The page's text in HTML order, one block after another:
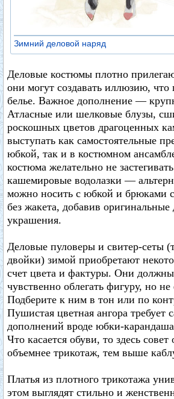
Зимний деловой наряд
Деловые костюмы плотно
они могут создавать иллюзию, что
белье. Важное дополнение —
Атласные или шелковые блузы,
роскошных цветов драгоценных
выступать как самостоятельные
юбкой, так и в костюмном
костюма желательно не
кашемировые водолазки —
можно носить с юбкой и брюками
без жакета, добавив
украшения.
Деловые пуловеры и свитер-сеты
двойки) зимой приобретают
счет цвета и фактуры. Они
чувственно облегать фигуру, но не
Подберите к ним в тон или по
Пушистая цветная ангора требует
дополнений вроде юбки-
Что касается обуви, то здесь
объемнее трикотаж, тем выше
Платья из плотного трикотажа
этом выглядят стильно и